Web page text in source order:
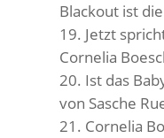
Blackout ist
Jetzt
Cornelia
Ist das
von Sasche
Cornelia